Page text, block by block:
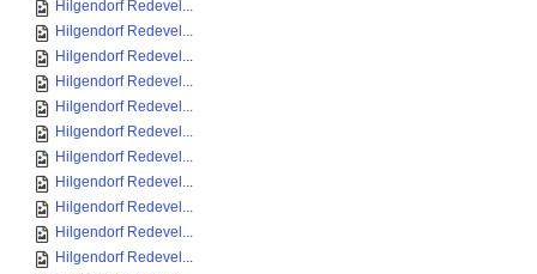
Hilgendorf Redevel...
Hilgendorf Redevel...
Hilgendorf Redevel...
Hilgendorf Redevel...
Hilgendorf Redevel...
Hilgendorf Redevel...
Hilgendorf Redevel...
Hilgendorf Redevel...
Hilgendorf Redevel...
Hilgendorf Redevel...
Hilgendorf Redevel...